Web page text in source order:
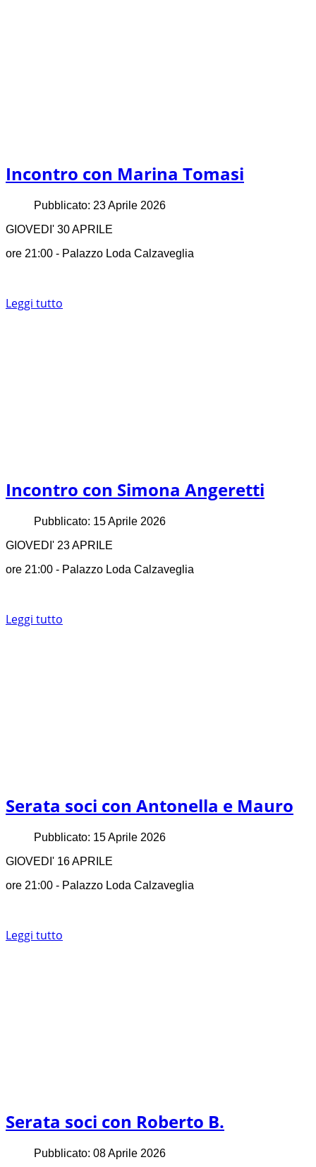
Incontro con Marina Tomasi
Pubblicato: 23 Aprile 2026
GIOVEDI' 30 APRILE
ore 21:00 - Palazzo Loda Calzaveglia
Leggi tutto
Incontro con Simona Angeretti
Pubblicato: 15 Aprile 2026
GIOVEDI' 23 APRILE
ore 21:00 - Palazzo Loda Calzaveglia
Leggi tutto
Serata soci con Antonella e Mauro
Pubblicato: 15 Aprile 2026
GIOVEDI' 16 APRILE
ore 21:00 - Palazzo Loda Calzaveglia
Leggi tutto
Serata soci con Roberto B.
Pubblicato: 08 Aprile 2026